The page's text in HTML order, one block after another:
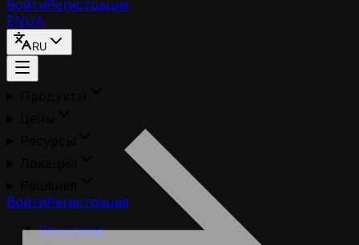
ВойтиРегистрация
ENUA
RU
ВойтиРегистрация
Proxywing